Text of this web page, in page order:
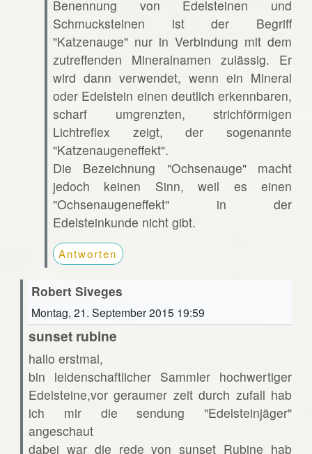
Benennung von Edelsteinen und
Schmucksteinen ist der Begriff
"Katzenauge" nur in Verbindung mit dem
zutreffenden Mineralnamen zulässig. Er
wird dann verwendet, wenn ein Mineral
oder Edelstein einen deutlich erkennbaren,
scharf umgrenzten, strichförmigen
Lichtreflex zeigt, der sogenannte
"Katzenaugeneffekt".
Die Bezeichnung "Ochsenauge" macht
jedoch keinen Sinn, weil es einen
"Ochsenaugeneffekt" in der
Edelsteinkunde nicht gibt.
Antworten
Robert Siveges
Montag, 21. September 2015 19:59
sunset rubine
hallo erstmal,
bin leidenschaftlicher Sammler hochwertiger
Edelsteine,vor geraumer zeit durch zufall hab
ich mir die sendung "Edelsteinjäger"
angeschaut
dabei war die rede von sunset Rubine hab